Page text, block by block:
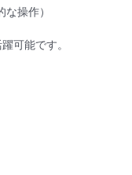
操作）
可能です。